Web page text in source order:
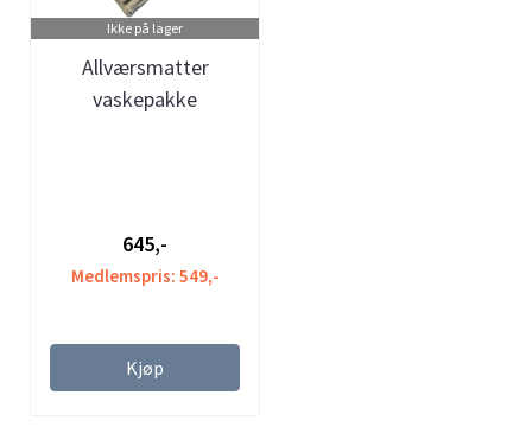
Ikke på lager
Allværsmatter
vaskepakke
645,-
Medlemspris: 549,-
Kjøp